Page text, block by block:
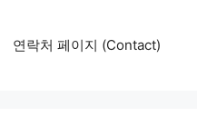
연락처 페이지 (Contact)